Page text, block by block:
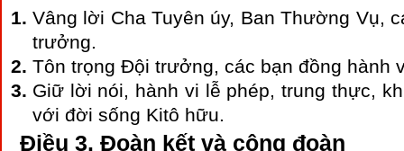
Vâng lời Cha Tuyên úy, Ban Thường Vụ,
trưởng.
Tôn trọng Đội trưởng, các bạn đồng hành
Giữ lời nói, hành vi lễ phép, trung thực,
với đời sống Kitô hữu.
Điều 3. Đoàn kết và cộng đoàn